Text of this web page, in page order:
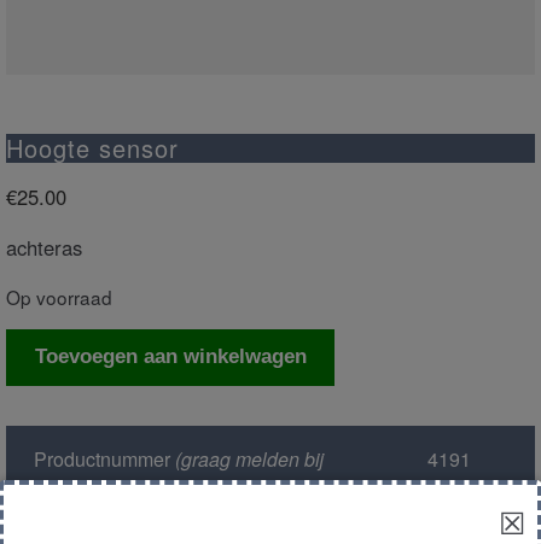
Hoogte sensor
€25.00
achteras
Op voorraad
HoogteToevoegen aan winkelwagen
Productnummer(graag melden bij
bellen):
4191
☒